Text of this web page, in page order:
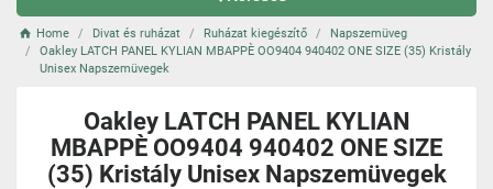
Home Divat és ruházat Ruházat kiegészítő
Napszemüveg
Oakley LATCH PANEL KYLIAN MBAPPÈ OO9404 940402 ONE SIZE (35) Kristály
Unisex Napszemüvegek
Oakley LATCH PANEL KYLIAN
MBAPPÈ OO9404 940402 ONE SIZE
(35) Kristály Unisex Napszemüvegek